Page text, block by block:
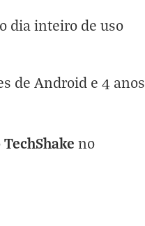
dia inteiro de uso
de Android e 4 anos
TechShake no